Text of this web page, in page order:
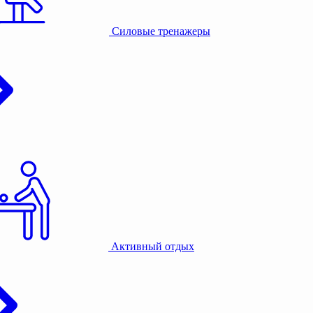
Силовые тренажеры
Активный отдых